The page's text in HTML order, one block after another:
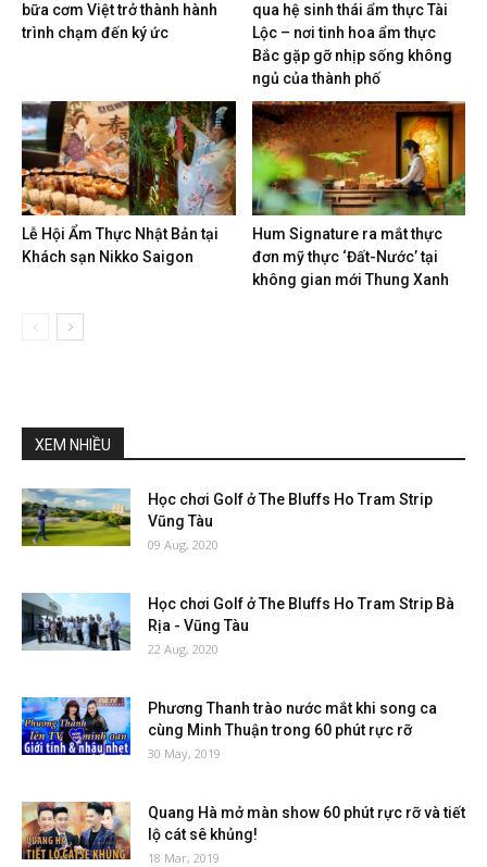
bữa cơm Việt trở thành hành
trình chạm đến ký ức
qua hệ sinh thái ẩm thực Tài
Lộc – nơi tinh hoa ẩm thực
Bắc gặp gỡ nhịp sống không
ngủ của thành phố
Lễ Hội Ẩm Thực Nhật Bản tại
Khách sạn Nikko Saigon
Hum Signature ra mắt thực
đơn mỹ thực ‘Đất-Nước’ tại
không gian mới Thung Xanh
XEM NHIỀU
Học chơi Golf ở The Bluffs Ho Tram Strip
Vũng Tàu
09 Aug, 2020
Học chơi Golf ở The Bluffs Ho Tram Strip Bà
Rịa - Vũng Tàu
22 Aug, 2020
Phương Thanh trào nước mắt khi song ca
cùng Minh Thuận trong 60 phút rực rỡ
30 May, 2019
Quang Hà mở màn show 60 phút rực rỡ và tiết
lộ cát sê khủng!
18 Mar, 2019